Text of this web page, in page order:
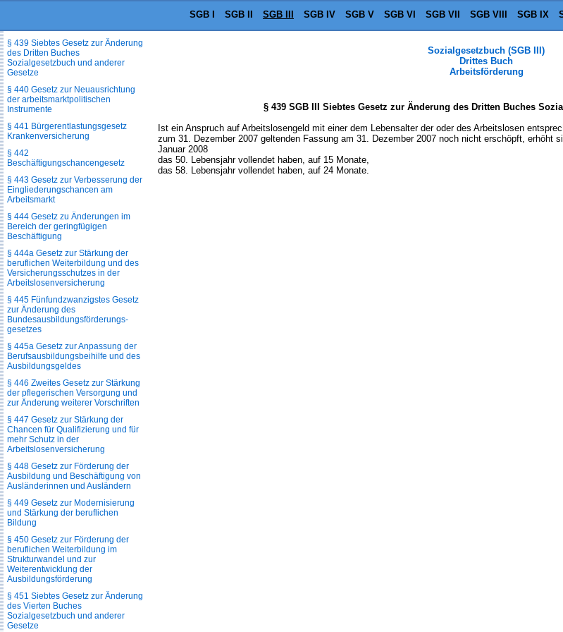
SGB I SGB II SGB III SGB IV SGB V SGB VI SGB VII SGB VIII SGB IX
Sozialgesetzbuch (SGB III)
Drittes Buch
Arbeitsförderung
§ 439 SGB III Siebtes Gesetz zur Änderung des Dritten Buches
Ist ein Anspruch auf Arbeitslosengeld mit einer dem Lebensalter der oder des Arbeitslosen
zum 31. Dezember 2007 geltenden Fassung am 31. Dezember 2007 noch nicht erschöpft, erhöht
Januar 2008
das 50. Lebensjahr vollendet haben, auf 15 Monate,
das 58. Lebensjahr vollendet haben, auf 24 Monate.
§ 439 Siebtes Gesetz zur Änderung
des Dritten Buches
Sozialgesetzbuch und anderer
Gesetze
§ 440 Gesetz zur Neuausrichtung
der arbeitsmarktpolitischen
Instrumente
§ 441 Bürgerentlastungsgesetz
Krankenversicherung
§ 442
Beschäftigungschancengesetz
§ 443 Gesetz zur Verbesserung der
Eingliederungschancen am
Arbeitsmarkt
§ 444 Gesetz zu Änderungen im
Bereich der geringfügigen
Beschäftigung
§ 444a Gesetz zur Stärkung der
beruflichen Weiterbildung und des
Versicherungsschutzes in der
Arbeitslosenversicherung
§ 445 Fünfundzwanzigstes Gesetz
zur Änderung des
Bundesausbildungsförderungs­
gesetzes
§ 445a Gesetz zur Anpassung der
Berufsausbildungsbeihilfe und des
Ausbildungsgeldes
§ 446 Zweites Gesetz zur Stärkung
der pflegerischen Versorgung und
zur Änderung weiterer Vorschriften
§ 447 Gesetz zur Stärkung der
Chancen für Qualifizierung und für
mehr Schutz in der
Arbeitslosenversicherung
§ 448 Gesetz zur Förderung der
Ausbildung und Beschäftigung von
Ausländerinnen und Ausländern
§ 449 Gesetz zur Modernisierung
und Stärkung der beruflichen
Bildung
§ 450 Gesetz zur Förderung der
beruflichen Weiterbildung im
Strukturwandel und zur
Weiterentwicklung der
Ausbildungsförderung
§ 451 Siebtes Gesetz zur Änderung
des Vierten Buches
Sozialgesetzbuch und anderer
Gesetze